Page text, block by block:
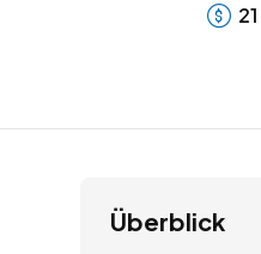
21
Überblick